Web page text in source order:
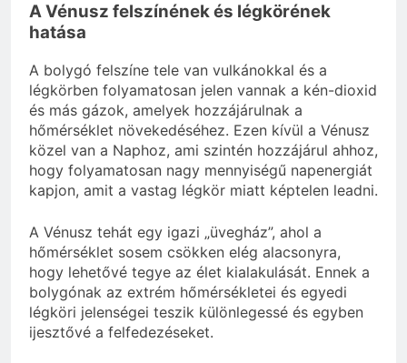
A Vénusz felszínének és légkörének
hatása
A bolygó felszíne tele van vulkánokkal és a
légkörben folyamatosan jelen vannak a kén-dioxid
és más gázok, amelyek hozzájárulnak a
hőmérséklet növekedéséhez. Ezen kívül a Vénusz
közel van a Naphoz, ami szintén hozzájárul ahhoz,
hogy folyamatosan nagy mennyiségű napenergiát
kapjon, amit a vastag légkör miatt képtelen leadni.
A Vénusz tehát egy igazi „üvegház”, ahol a
hőmérséklet sosem csökken elég alacsonyra,
hogy lehetővé tegye az élet kialakulását. Ennek a
bolygónak az extrém hőmérsékletei és egyedi
légköri jelenségei teszik különlegessé és egyben
ijesztővé a felfedezéseket.